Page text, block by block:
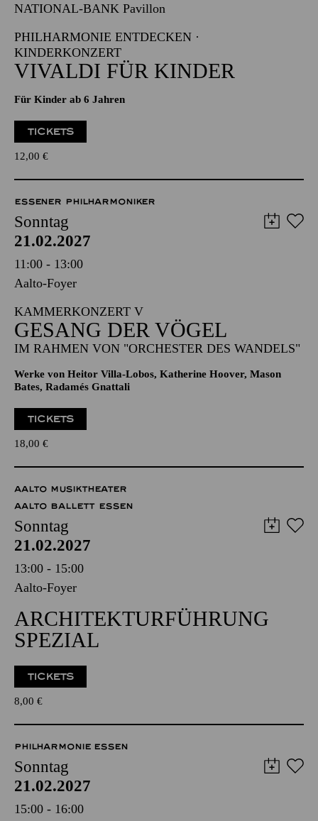
21.02.2027
11:00 - 12:00
NATIONAL-BANK Pavillon
PHILHARMONIE ENTDECKEN ·
KINDERKONZERT
Für Kinder ab 6 Jahren
12,00€
ESSENER PHILHARMONIKER
Sonntag
21.02.2027
11:00 - 13:00
Aalto-Foyer
KAMMERKONZERT V
GESANG DER VÖGEL
IM RAHMEN VON "ORCHESTER DES WANDELS"
Werke von Heitor Villa-Lobos, Katherine Hoover, Mason
Bates, Radamés Gnattali
18,00€
AALTO MUSIKTHEATER
AALTO BALLETT ESSEN
Sonntag
21.02.2027
13:00 - 15:00
Aalto-Foyer
ARCHITEKTURFÜHRUNG
SPEZIAL
8,00 €
PHILHARMONIE ESSEN
Sonntag